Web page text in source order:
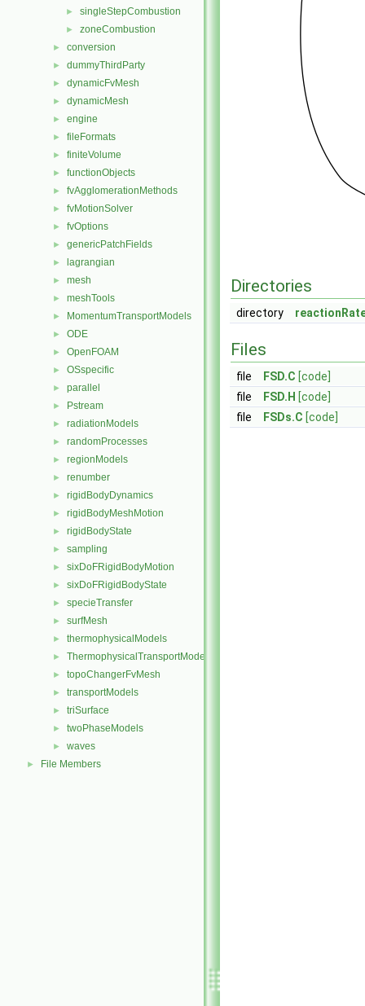
► singleStepCombustion
► zoneCombustion
► conversion
► dummyThirdParty
► dynamicFvMesh
► dynamicMesh
► engine
► fileFormats
► finiteVolume
► functionObjects
► fvAgglomerationMethods
► fvMotionSolver
► fvOptions
► genericPatchFields
► lagrangian
► mesh
► meshTools
► MomentumTransportModels
► ODE
► OpenFOAM
► OSspecific
► parallel
► Pstream
► radiationModels
► randomProcesses
► regionModels
► renumber
► rigidBodyDynamics
► rigidBodyMeshMotion
► rigidBodyState
► sampling
► sixDoFRigidBodyMotion
► sixDoFRigidBodyState
► specieTransfer
► surfMesh
► thermophysicalModels
► ThermophysicalTransportModels
► topoChangerFvMesh
► transportModels
► triSurface
► twoPhaseModels
► waves
► File Members
Directories
directory
Files
file FSD.C [code]
file
FSD.H [code]
file
FSDs.C [code]